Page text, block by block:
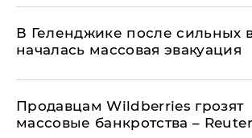
В Геленджике после сильных
началась массовая эвакуация
Продавцам Wildberries грозят
массовые банкротства –